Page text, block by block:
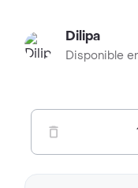
Dilipa
Disponible